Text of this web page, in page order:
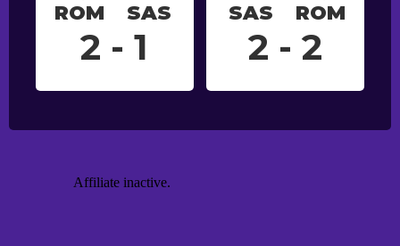
ROM SAS
2 - 1
SAS ROM
2 - 2